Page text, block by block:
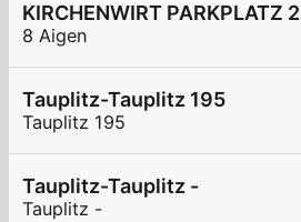
KIRCHENWIRT PARKPLATZ 2
8 Aigen
Tauplitz-Tauplitz 195
Tauplitz 195
Tauplitz-Tauplitz -
Tauplitz -